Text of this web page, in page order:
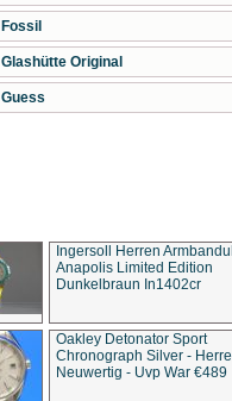
Fossil
Glashütte Original
Guess
Ingersoll Herren
Anapolis Limited Edition
Dunkelbraun In1402cr
Oakley Detonator Sport
Chronograph Silver -
Neuwertig - Uvp War €489